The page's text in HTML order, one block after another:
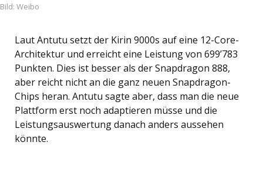
Bild: Weibo
Laut Antutu setzt der Kirin 9000s auf eine 12-Core-
Architektur und erreicht eine Leistung von 699’783
Punkten. Dies ist besser als der Snapdragon 888,
aber reicht nicht an die ganz neuen Snapdragon-
Chips heran. Antutu sagte aber, dass man die neue
Plattform erst noch adaptieren müsse und die
Leistungsauswertung danach anders aussehen
könnte.